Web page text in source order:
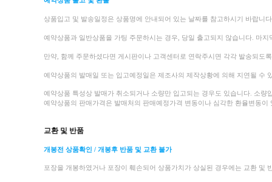
상품입고 및 발송일정은 상품명에 안내되어 있는 날짜를 참고하시기 바랍니
예약상품과 일반상품을 가팅 주문하시는 경우, 당일 출고되지 않습니다. 마
만약, 함께 주문하셨다면 게시판이나 고객센터로 연락주시면 각각 발송되도
예약상품의 발매일 또는 입고예정일은 제조사의 제작상황에 의해 지연될 수
예약상품 특성상 발매가 취소되거나 소량만 입고되는 경우도 있습니다. 소량
예약상품의 판매가격은 발매처의 판매예정가격 변동이나 심각한 환율변동
교환 및 반품
개봉전 상품확인 / 개봉후 반품 및 교환 불가
포장을 개봉하였거나 포장이 훼손되어 상품가치가 상실된 경우에는 교환 및